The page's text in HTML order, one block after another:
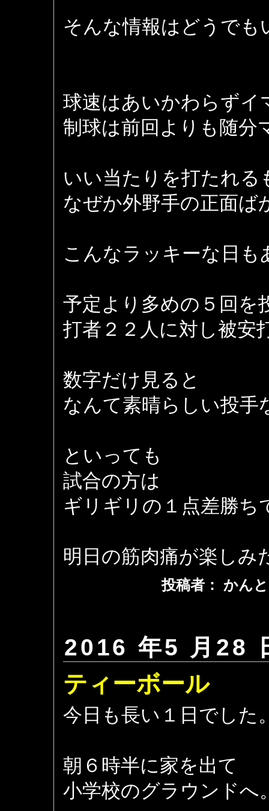
そんな情報はどうでも
球速はあいかわらずイ
制球は前回よりも随分
いい当たりを打たれる
なぜか外野手の正面ば
こんなラッキーな日も
予定より多めの５回を
打者２２人に対し被安
数字だけ見ると
なんて素晴らしい投手
といっても
試合の方は
ギリギリの１点差勝ち
明日の筋肉痛が楽しみ
投稿者： かん
2016 年5 月28
ティーボール
今日も長い１日でした
朝６時半に家を出て
小学校のグラウンドへ